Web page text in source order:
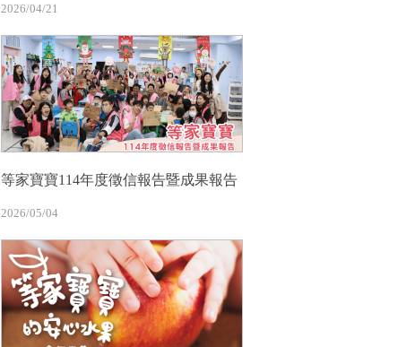
2026/04/21
等家寶寶114年度徵信報告暨成果報告
2026/05/04